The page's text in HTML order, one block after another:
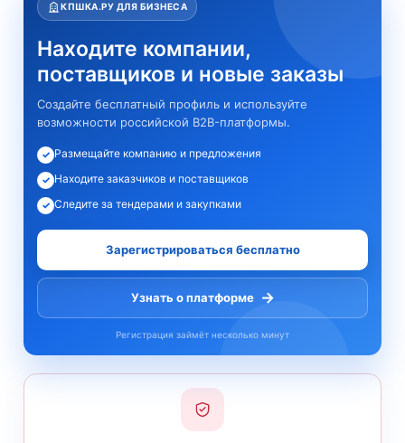
КПШКА.РУ ДЛЯ БИЗНЕСА
Находите компании,
поставщиков и новые заказы
Создайте бесплатный профиль и используйте
возможности российской B2B-платформы.
✓ Размещайте компанию и предложения
✓ Находите заказчиков и поставщиков
✓ Следите за тендерами и закупками
Зарегистрироваться бесплатно
Узнать о платформе →
Регистрация займёт несколько минут